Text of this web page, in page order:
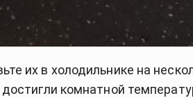
их в холодильнике на
комнатной